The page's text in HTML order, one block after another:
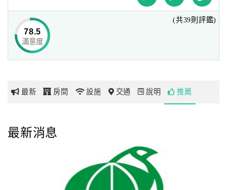
網
玩
玩
樂
experiences for our guests by offering personal service,
comfortable rooms and a warm atmosphere. With its
convenient location, Wemeet Hotel is a one minute walk to
the famous Pingtung night market and just a 5 minute walk
to the city center, movie theaters and shopping malls.
has to offer.
特色小店和臺灣美食供您選擇。從飯店步行10分鐘，您即可
找到星巴克咖啡，酷聖石冰淇淋和其他各類東西方美食。我
們飯店前臺的工作人員擁有非常豐富的經驗，可隨時幫您選
擇一間適合的餐廳，并為您安排合理的交通路線。您所需要
做的只是開口詢問即可！
78.5
滿意度
(共39則評鑑)
最新 房間 設施 交通 說明 推薦
最新消息